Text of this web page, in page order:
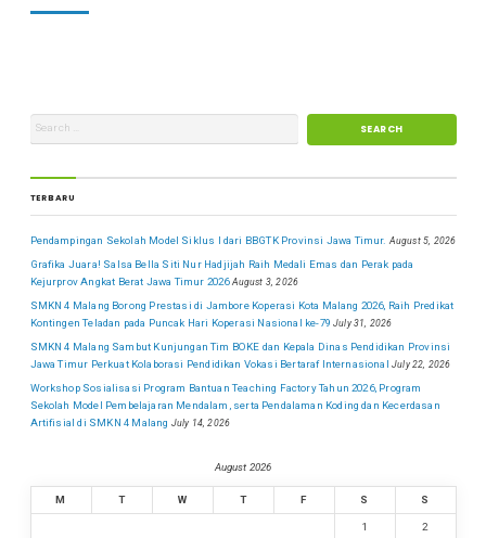
TERBARU
Pendampingan Sekolah Model Siklus I dari BBGTK Provinsi Jawa Timur. August 5, 2026
Grafika Juara! Salsa Bella Siti Nur Hadjijah Raih Medali Emas dan Perak pada
Kejurprov Angkat Berat Jawa Timur 2026 August 3, 2026
SMKN 4 Malang Borong Prestasi di Jambore Koperasi Kota Malang 2026, Raih Predikat
Kontingen Teladan pada Puncak Hari Koperasi Nasional ke-79 July 31, 2026
SMKN 4 Malang Sambut Kunjungan Tim BOKE dan Kepala Dinas Pendidikan Provinsi
Jawa Timur Perkuat Kolaborasi Pendidikan Vokasi Bertaraf Internasional July 22, 2026
Workshop Sosialisasi Program Bantuan Teaching Factory Tahun 2026, Program
Sekolah Model Pembelajaran Mendalam, serta Pendalaman Koding dan Kecerdasan
Artifisial di SMKN 4 Malang July 14, 2026
August 2026
M T W T F S S
1 2